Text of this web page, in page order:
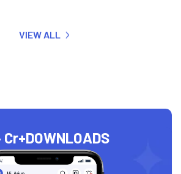
VIEW ALL
DOWNLOADS